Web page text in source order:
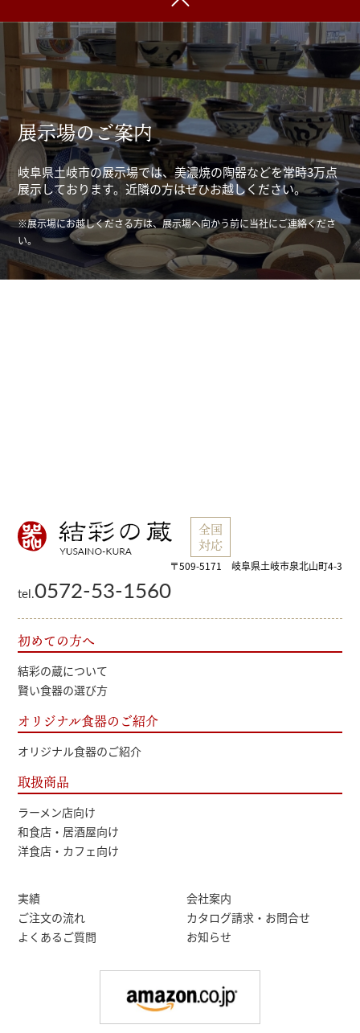
展示場のご案内
岐阜県土岐市の展示場では、美濃焼の陶器などを常時3万点
展示しております。近隣の方はぜひお越しください。
※展示場にお越しくださる方は、展示場へ向かう前に当社にご連絡くださ
い。
全国
対応
〒509-5171 岐阜県土岐市泉北山町4-3
tel.0572-53-1560
初めての方へ
結彩の蔵について
賢い食器の選び方
オリジナル食器のご紹介
オリジナル食器のご紹介
取扱商品
ラーメン店向け
和食店・居酒屋向け
洋食店・カフェ向け
実績
ご注文の流れ
よくあるご質問
会社案内
カタログ請求・お問合せ
お知らせ